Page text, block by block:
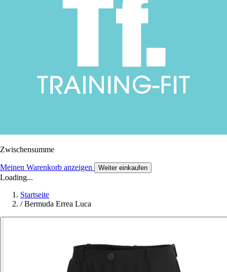
Zwischensumme
Meinen Warenkorb anzeigen Weiter einkaufen
Loading...
Startseite
/ Bermuda Errea Luca